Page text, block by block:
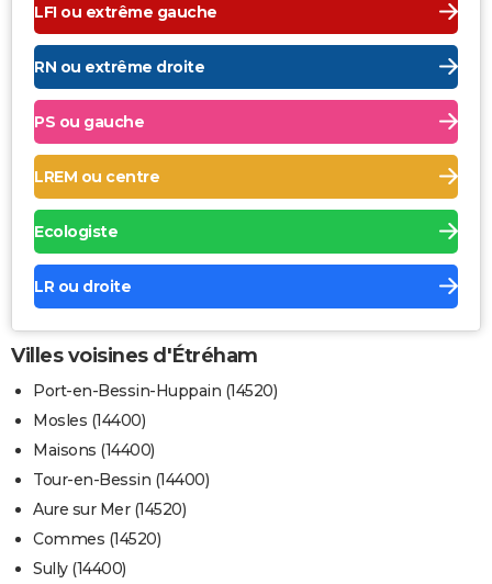
LFI ou extrême gauche
RN ou extrême droite
PS ou gauche
LREM ou centre
Ecologiste
LR ou droite
Villes voisines d'Étréham
Port-en-Bessin-Huppain (14520)
Mosles (14400)
Maisons (14400)
Tour-en-Bessin (14400)
Aure sur Mer (14520)
Commes (14520)
Sully (14400)